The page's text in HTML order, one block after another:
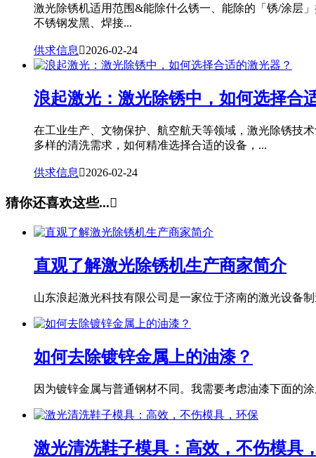
激光除锈机适用范围&能除什么锈一、能除的「锈/涂层
不锈钢发黑、焊接...
供求信息 2026-02-24
浪起激光：激光除锈中，如何选择合
在工业生产、文物保护、航空航天等领域，激光除锈技
多样的清洗需求，如何精准选择合适的设备，...
供求信息 2026-02-24
猜你还喜欢这些...
直观了解激光除锈机生产商家简介
山东浪起激光科技有限公司是一家位于济南的激光设备
如何去除镀锌金属上的油漆？
因为镀锌金属与普通钢材不同。我需要考虑油漆下面的
激光清洗鞋子模具：高效，不伤模具